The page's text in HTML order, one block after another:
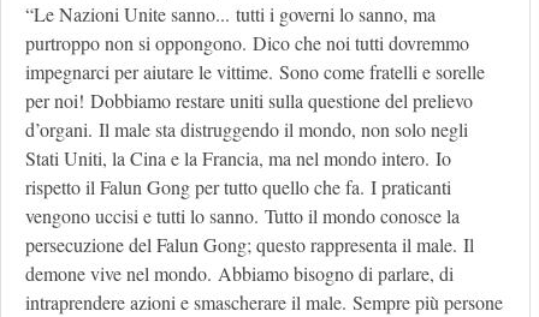
“Le Nazioni Unite sanno... tutti i governi lo sanno, ma
purtroppo non si oppongono. Dico che noi tutti dovremmo
impegnarci per aiutare le vittime. Sono come fratelli e sorelle
per noi! Dobbiamo restare uniti sulla questione del prelievo
d’organi. Il male sta distruggendo il mondo, non solo negli
Stati Uniti, la Cina e la Francia, ma nel mondo intero. Io
rispetto il Falun Gong per tutto quello che fa. I praticanti
vengono uccisi e tutti lo sanno. Tutto il mondo conosce la
persecuzione del Falun Gong; questo rappresenta il male. Il
demone vive nel mondo. Abbiamo bisogno di parlare, di
intraprendere azioni e smascherare il male. Sempre più persone